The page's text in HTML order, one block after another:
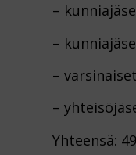
–
–
–
–
Yhteensä: